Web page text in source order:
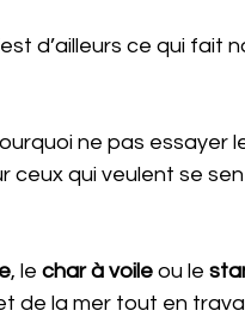
d’ailleurs ce qui fait
ne pas essayer
ceux qui veulent se
, le char à voile ou le
de la mer tout en